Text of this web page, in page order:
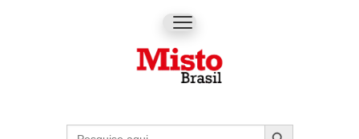
Procurar: Botão de pesquisa